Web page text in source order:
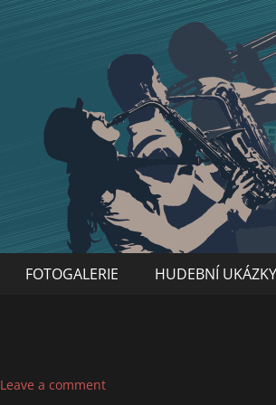
FOTOGALERIE HUDEBNÍ UKÁZKY
Leave a comment